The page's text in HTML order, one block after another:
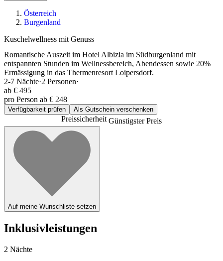
Österreich
Burgenland
Kuschelwellness mit Genuss
Romantische Auszeit im Hotel Albizia im Südburgenland mit
entspannten Stunden im Wellnessbereich, Abendessen sowie 20%
Ermässigung in das Thermenresort Loipersdorf.
2-7 Nächte·2 Personen·
ab € 495
pro Person ab € 248
Verfügbarkeit prüfen Als Gutschein verschenken
PreissicherheitGünstigster Preis
Auf meine Wunschliste setzen
Inklusivleistungen
2 Nächte